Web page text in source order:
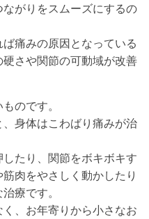
がりをスムーズにするの
痛みの原因となっている
さや関節の可動域が改善
のです。
身体はこわばり痛みが治
たり、関節をボキボキす
肉をやさしく動かしたり
療です。
、お年寄りから小さなお